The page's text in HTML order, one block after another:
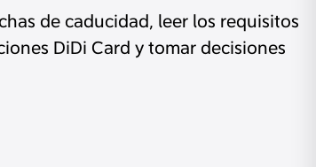
de caducidad, leer los requisitos
DiDi Card y tomar decisiones